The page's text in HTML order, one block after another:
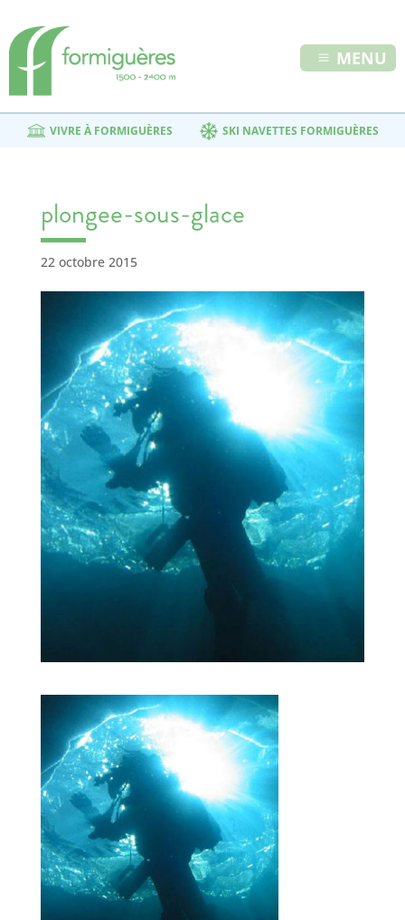
MENU
VIVRE À FORMIGUÈRES SKI NAVETTES FORMIGUÈRES
plongee-sous-glace
22 octobre 2015